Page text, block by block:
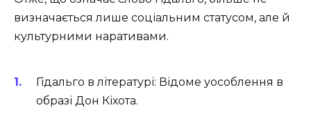
визначається лише соціальним статусом, але й
культурними наративами.
Гідальго в літературі: Відоме уособлення в
образі Дон Кіхота.